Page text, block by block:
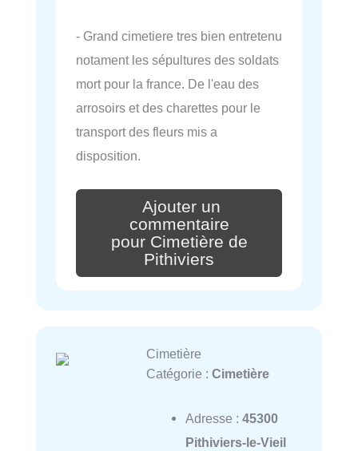
- Grand cimetiere tres bien entretenu
notament les sépultures des soldats
mort pour la france. De l'eau des
arrosoirs et des charettes pour le
transport des fleurs mis a
disposition.
Ajouter un
commentaire
pour Cimetière de
Pithiviers
Cimetière
Catégorie : Cimetière
Adresse : 45300
Pithiviers-le-Vieil